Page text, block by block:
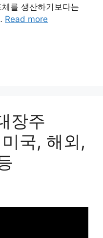
를 생산하기보다는
Read more
장주
국, 해외,